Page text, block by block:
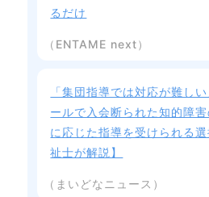
るだけ
（ENTAME next）
「集団指導では対応が難し
ールで入会断られた知的障
に応じた指導を受けられる
祉士が解説】
（まいどなニュース）